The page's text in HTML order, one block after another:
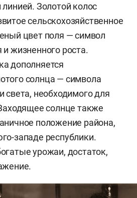
линией. Золотой колос
сельскохозяйственное
цвет поля — символ
жизненного роста.
дополняется
солнца — символа
света, необходимого для
солнце также
положение района,
западе республики.
урожаи, достаток,